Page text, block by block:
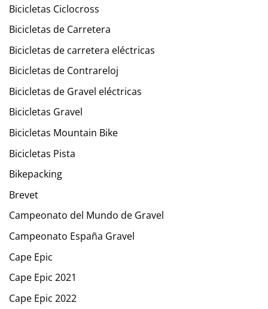
Bicicletas Ciclocross
Bicicletas de Carretera
Bicicletas de carretera eléctricas
Bicicletas de Contrareloj
Bicicletas de Gravel eléctricas
Bicicletas Gravel
Bicicletas Mountain Bike
Bicicletas Pista
Bikepacking
Brevet
Campeonato del Mundo de Gravel
Campeonato España Gravel
Cape Epic
Cape Epic 2021
Cape Epic 2022